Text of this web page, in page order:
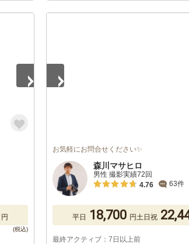
円
お気軽にお問合せください✨
森川マサヒロ
男性 撮影実績72回
4.76
63件
平日 18,700 円土日祝
最終アクティブ：7日以上前